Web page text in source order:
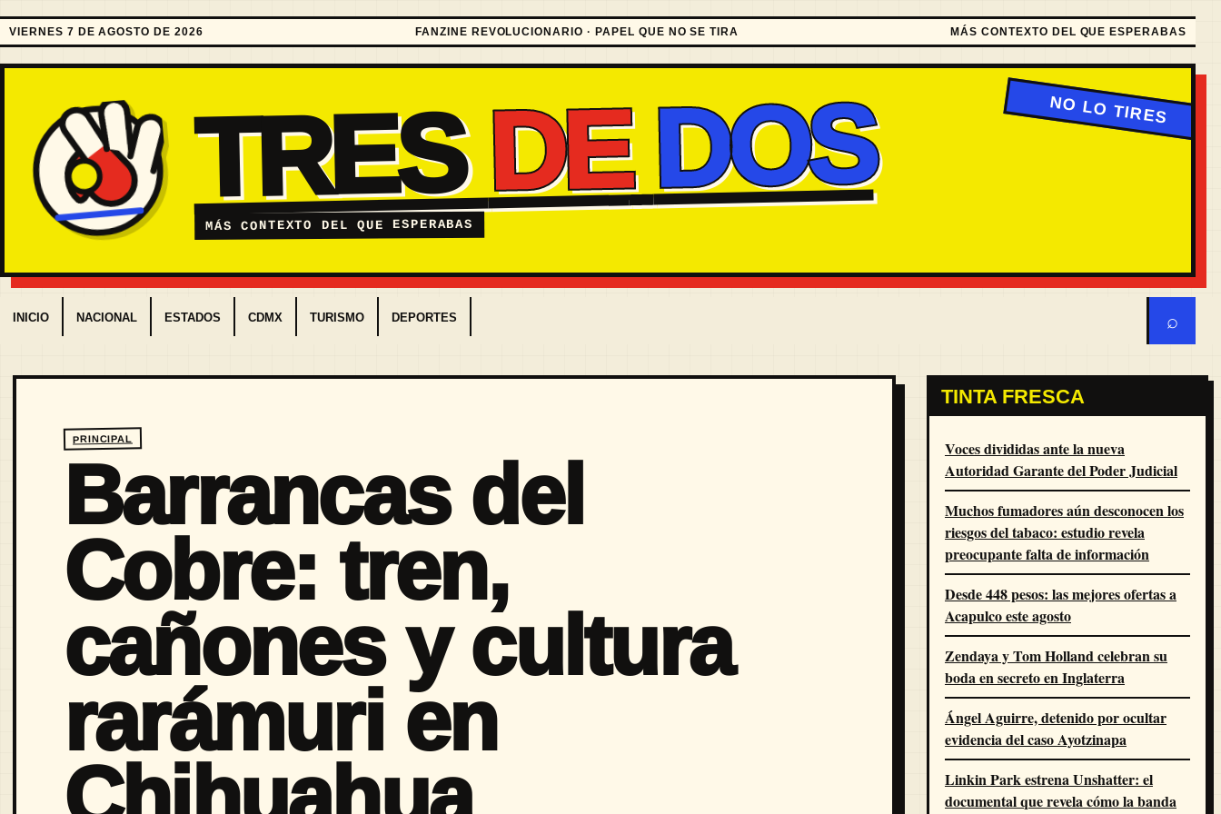
VIERNES 7 DE AGOSTO DE 2026 FANZINE REVOLUCIONARIO · PAPEL QUE NO SE TIRA MÁS CONTEXTO DEL QUE ESPERABAS
TRESDE DOS
MÁS CONTEXTO DEL QUE ESPERABAS
INICIO NACIONAL ESTADOS CDMX TURISMO DEPORTES ⌕
PRINCIPAL
Barrancas del
Cobre: tren,
cañones y cultura
rarámuri en
TINTA FRESCA
Voces divididas ante la nueva
Autoridad Garante del Poder Judicial
Muchos fumadores aún desconocen los
riesgos del tabaco: estudio revela
preocupante falta de información
Desde 448 pesos: las mejores ofertas a
Acapulco este agosto
Zendaya y Tom Holland celebran su
boda en secreto en Inglaterra
Ángel Aguirre, detenido por ocultar
evidencia del caso Ayotzinapa
Linkin Park estrena Unshatter: el
documental que revela cómo la banda